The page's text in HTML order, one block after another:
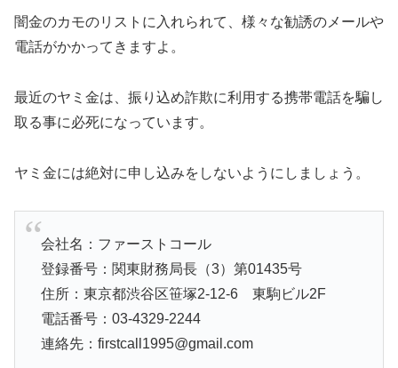
闇金のカモのリストに入れられて、様々な勧誘のメールや
電話がかかってきますよ。
最近のヤミ金は、振り込め詐欺に利用する携帯電話を騙し
取る事に必死になっています。
ヤミ金には絶対に申し込みをしないようにしましょう。
会社名：ファーストコール
登録番号：関東財務局長（3）第01435号
住所：東京都渋谷区笹塚2-12-6 東駒ビル2F
電話番号：03-4329-2244
連絡先：firstcall1995@gmail.com